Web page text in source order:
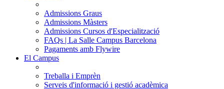
Admissions Graus
Admissions Màsters
Admissions Cursos d'Especialització
FAQs | La Salle Campus Barcelona
Pagaments amb Flywire
El Campus
Treballa i Emprèn
Serveis d'informació i gestió acadèmica